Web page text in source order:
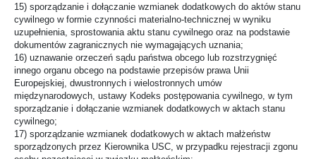
15) sporządzanie i dołączanie wzmianek dodatkowych do aktów stanu
cywilnego w formie czynności materialno-technicznej w wyniku
uzupełnienia, sprostowania aktu stanu cywilnego oraz na podstawie
dokumentów zagranicznych nie wymagających uznania;
16) uznawanie orzeczeń sądu państwa obcego lub rozstrzygnięć
innego organu obcego na podstawie przepisów prawa Unii
Europejskiej, dwustronnych i wielostronnych umów
międzynarodowych, ustawy Kodeks postępowania cywilnego, w tym
sporządzanie i dołączanie wzmianek dodatkowych w aktach stanu
cywilnego;
17) sporządzanie wzmianek dodatkowych w aktach małżeństw
sporządzonych przez Kierownika USC, w przypadku rejestracji zgonu